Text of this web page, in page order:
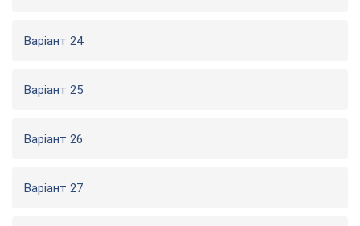
Варіант 24
Варіант 25
Варіант 26
Варіант 27